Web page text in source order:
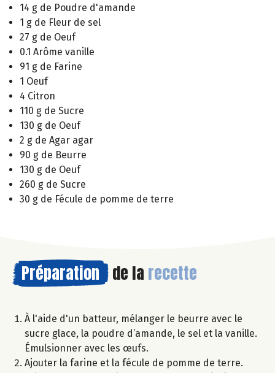
14 g de Poudre d'amande
1 g de Fleur de sel
27 g de Oeuf
0.1 Arôme vanille
91 g de Farine
1 Oeuf
4 Citron
110 g de Sucre
130 g de Oeuf
2 g de Agar agar
90 g de Beurre
130 g de Oeuf
260 g de Sucre
30 g de Fécule de pomme de terre
Préparation de la recette
À l'aide d'un batteur, mélanger le beurre avec le
sucre glace, la poudre d’amande, le sel et la vanille.
Émulsionner avec les œufs.
Ajouter la farine et la fécule de pomme de terre.